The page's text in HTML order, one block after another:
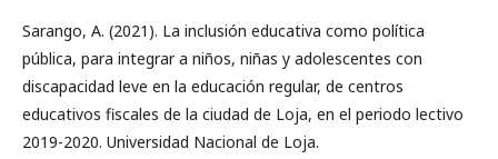
Sarango, A. (2021). La inclusión educativa como política
pública, para integrar a niños, niñas y adolescentes con
discapacidad leve en la educación regular, de centros
educativos fiscales de la ciudad de Loja, en el periodo lectivo
2019-2020. Universidad Nacional de Loja.